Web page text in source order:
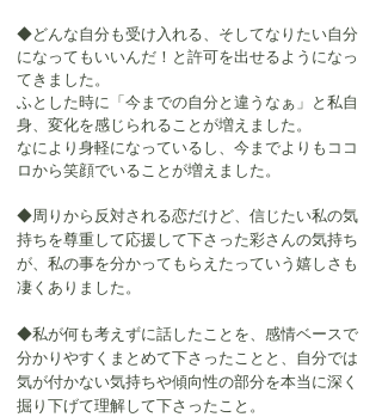
◆どんな自分も受け入れる、そしてなりたい自分
になってもいいんだ！と許可を出せるようになっ
てきました。
ふとした時に「今までの自分と違うなぁ」と私自
身、変化を感じられることが増えました。
なにより身軽になっているし、今までよりもココ
ロから笑顔でいることが増えました。
◆周りから反対される恋だけど、信じたい私の気
持ちを尊重して応援して下さった彩さんの気持ち
が、私の事を分かってもらえたっていう嬉しさも
凄くありました。
◆私が何も考えずに話したことを、感情ベースで
分かりやすくまとめて下さったことと、自分では
気が付かない気持ちや傾向性の部分を本当に深く
掘り下げて理解して下さったこと。